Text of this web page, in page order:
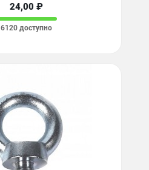
24,00 ₽
6120 доступно